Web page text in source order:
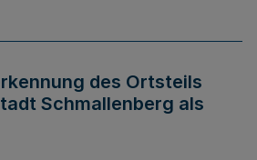
des Ortsteils
Schmallenberg als